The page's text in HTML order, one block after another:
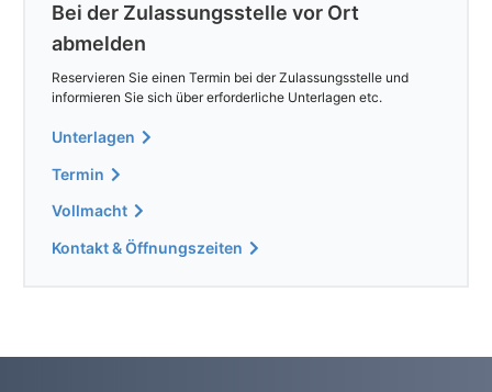
Bei der Zulassungsstelle vor Ort
abmelden
Reservieren Sie einen Termin bei der Zulassungsstelle und
informieren Sie sich über erforderliche Unterlagen etc.
Unterlagen
Termin
Vollmacht
Kontakt & Öffnungszeiten